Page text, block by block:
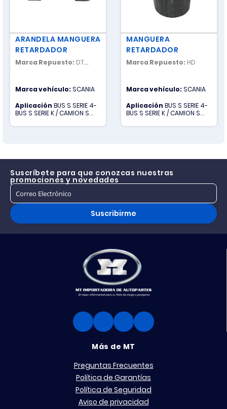
ARANDELA MANGUERA
RETARDADOR
Marca Repuesto: DT
Marca vehículo:SCANIA
Aplicación BUS S SERIE 4-
BUS S SERIE K / CAMION S
CAMION S SERIE R
MANGUERA
RETARDADOR
Marca Repuesto: HD
Marca vehículo:SCANIA
Aplicación BUS S SERIE 4-
BUS S SERIE K / CAMION S
CAMION S SERIE R
Suscríbete para que conozcas nuestras
promociones y novedades
Suscribirme
Más de MT
Preguntas Frecuentes
Política de Garantías
Política de Seguridad
Aviso de privacidad